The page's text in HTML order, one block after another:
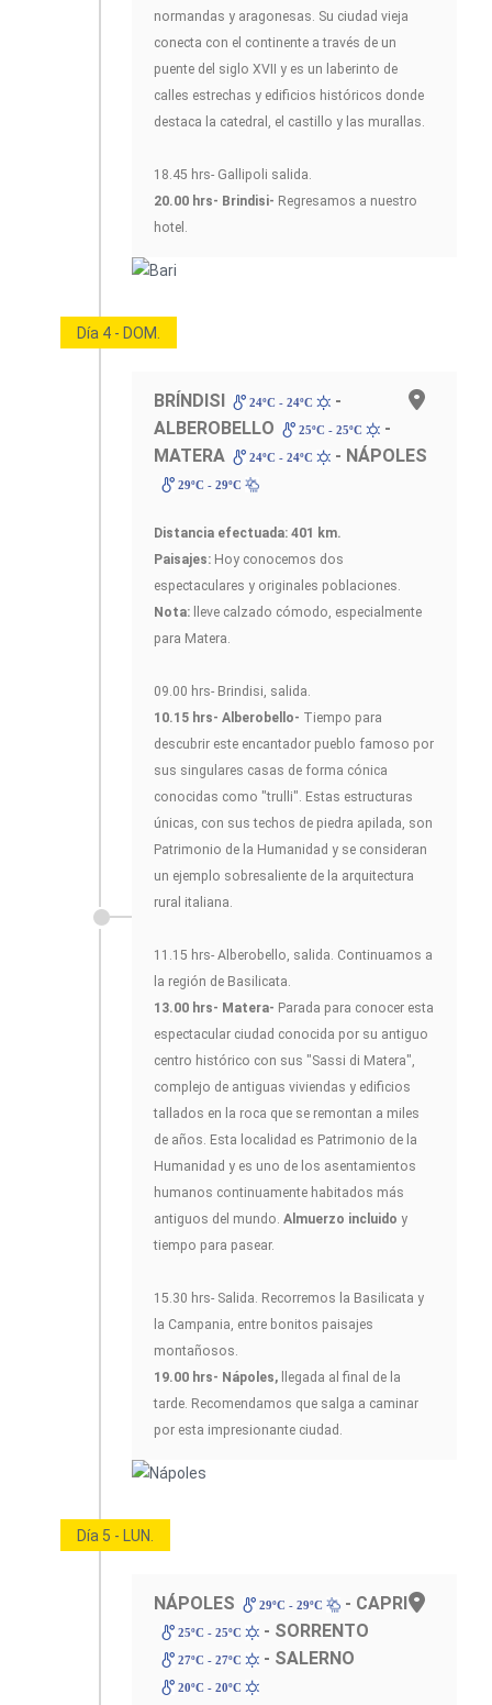
normandas y aragonesas. Su ciudad vieja
conecta con el continente a través de un
puente del siglo XVII y es un laberinto de
calles estrechas y edificios históricos donde
destaca la catedral, el castillo y las murallas.
18.45 hrs- Gallipoli salida.
20.00 hrs- Brindisi- Regresamos a nuestro
hotel.
Día 4 - DOM.
BRÍNDISI 24ºC - 24ºC
-
ALBEROBELLO
25ºC - 25ºC
-
MATERA
24ºC - 24ºC - NÁPOLES
29ºC - 29ºC
Distancia efectuada: 401 km.
Paisajes: Hoy conocemos dos
espectaculares y originales poblaciones.
Nota: lleve calzado cómodo, especialmente
para Matera.
09.00 hrs- Brindisi, salida.
10.15 hrs- Alberobello- Tiempo para
descubrir este encantador pueblo famoso por
sus singulares casas de forma cónica
conocidas como "trulli". Estas estructuras
únicas, con sus techos de piedra apilada, son
Patrimonio de la Humanidad y se consideran
un ejemplo sobresaliente de la arquitectura
rural italiana.
11.15 hrs- Alberobello, salida. Continuamos a
la región de Basilicata.
13.00 hrs- Matera- Parada para conocer esta
espectacular ciudad conocida por su antiguo
centro histórico con sus "Sassi di Matera",
complejo de antiguas viviendas y edificios
tallados en la roca que se remontan a miles
de años. Esta localidad es Patrimonio de la
Humanidad y es uno de los asentamientos
humanos continuamente habitados más
antiguos del mundo. Almuerzo incluido y
tiempo para pasear.
15.30 hrs- Salida. Recorremos la Basilicata y
la Campania, entre bonitos paisajes
montañosos.
19.00 hrs- Nápoles,
llegada al final de la
tarde. Recomendamos que salga a caminar
por esta impresionante ciudad.
Día 5 - LUN.
NÁPOLES 29ºC - 29ºC - CAPRI
25ºC - 25ºC - SORRENTO
27ºC - 27ºC - SALERNO
20ºC - 20ºC